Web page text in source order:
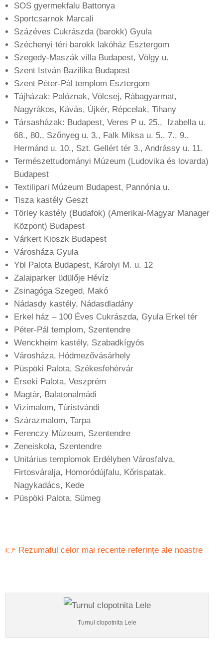
SOS gyermekfalu Battonya
Sportcsarnok Marcali
Százéves Cukrászda (barokk) Gyula
Széchenyi téri barokk lakóház Esztergom
Szegedy-Maszák villa Budapest, Völgy u.
Szent István Bazilika Budapest
Szent Péter-Pál templom Esztergom
Tájházak: Palóznak, Völcsej, Rábagyarmat,
Nagyrákos, Kávás, Újkér, Répcelak, Tihany
Társasházak: Budapest, Veres P u. 25., Izabella u.
68., 80., Szőnyeg u. 3., Falk Miksa u. 5., 7., 9.,
Hermánd u. 10., Szt. Gellért tér 3., Andrássy u. 11.
Természettudományi Múzeum (Ludovika és lovarda)
Budapest
Textilipari Múzeum Budapest, Pannónia u.
Tisza kastély Geszt
Törley kastély (Budafok) (Amerikai-Magyar Manager
Központ) Budapest
Várkert Kioszk Budapest
Városháza Gyula
Ybl Palota Budapest, Károlyi M. u. 12
Zalaiparker üdülője Hévíz
Zsinagóga Szeged, Makó
Nádasdy kastély, Nádasdladány
Erkel ház – 100 Éves Cukrászda, Gyula Erkel tér
Péter-Pál templom, Szentendre
Wenckheim kastély, Szabadkígyós
Városháza, Hódmezővásárhely
Püspöki Palota, Székesfehérvár
Érseki Palota, Veszprém
Magtár, Balatonalmádi
Vízimalom, Túristvándi
Szárazmalom, Tarpa
Ferenczy Múzeum, Szentendre
Zeneiskola, Szentendre
Unitárius templomok Erdélyben Városfalva,
Firtosváralja, Homoródújfalu, Kőrispatak,
Nagykadács, Kede
Püspöki Palota, Sümeg
👉 Rezumatul celor mai recente referințe ale noastre
Turnul clopotnita Lele